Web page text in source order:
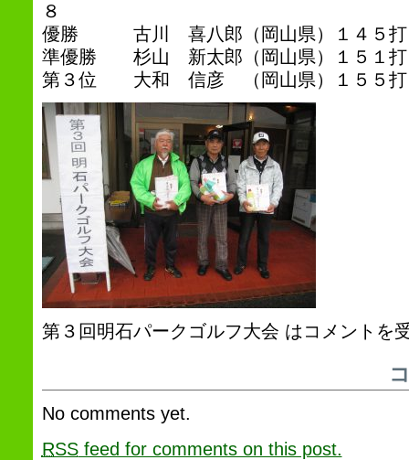
８
優勝 古川 喜八郎（岡山県）１４５打
準優勝 杉山 新太郎（岡山県）１５１打
第３位 大和 信彦 （岡山県）１５５打
第３回明石パークゴルフ大会 は コメントを
No comments yet.
RSSfeed for comments on this post.